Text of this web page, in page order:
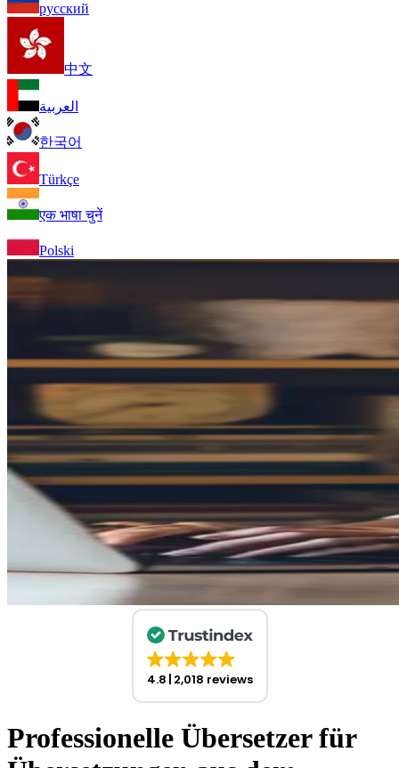
русский
中文
العربية
한국어
Türkçe
एक भाषा चुनें
Polski
4.8 2,018 reviews
Professionelle Übersetzer für